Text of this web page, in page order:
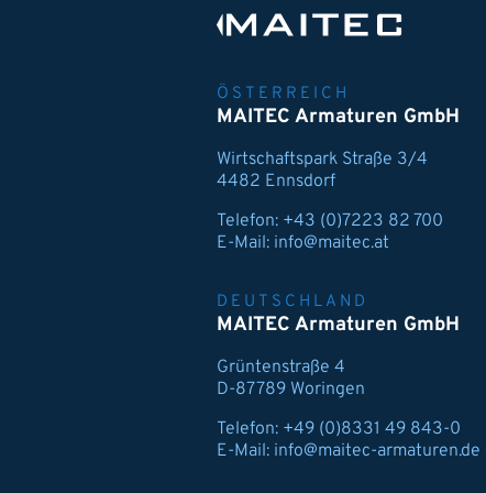
ÖSTERREICH
MAITEC Armaturen GmbH
Wirtschaftspark Straße 3/4
4482 Ennsdorf
Telefon: +43 (0)7223 82 700
E-Mail: info@maitec.at
DEUTSCHLAND
MAITEC Armaturen GmbH
Grüntenstraße 4
D-87789 Woringen
Telefon: +49 (0)8331 49 843-0
E-Mail: info@maitec-armaturen.de